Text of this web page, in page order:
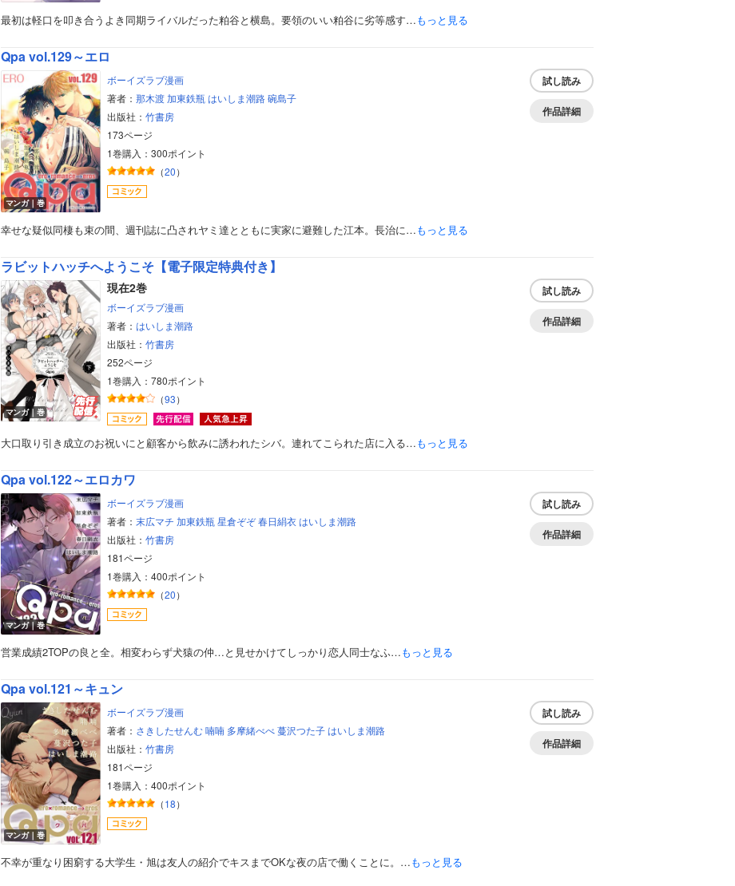
最初は軽口を叩き合うよき同期ライバルだった粕谷と横島。要領のいい粕谷に劣等感す…もっと見る
Qpa vol.129～エロ
マンガ｜巻
ボーイズラブ漫画
著者： 那木渡 加東鉄瓶 はいしま潮路 碗島子
出版社： 竹書房
173ページ
1巻購入：300ポイント
（20）
試し読み
作品詳細
幸せな疑似同棲も束の間、週刊誌に凸されヤミ達とともに実家に避難した江本。長治に…もっと見る
ラビットハッチへようこそ【電子限定特典付き】
マンガ｜巻
現在2巻
ボーイズラブ漫画
著者： はいしま潮路
出版社： 竹書房
252ページ
1巻購入：780ポイント
（93）
試し読み
作品詳細
大口取り引き成立のお祝いにと顧客から飲みに誘われたシバ。連れてこられた店に入る…もっと見る
Qpa vol.122～エロカワ
マンガ｜巻
ボーイズラブ漫画
著者： 末広マチ 加東鉄瓶 星倉ぞぞ 春日絹衣 はいしま潮路
出版社： 竹書房
181ページ
1巻購入：400ポイント
（20）
試し読み
作品詳細
営業成績2TOPの良と全。相変わらず犬猿の仲…と見せかけてしっかり恋人同士なふ…もっと見る
Qpa vol.121～キュン
マンガ｜巻
ボーイズラブ漫画
著者： さきしたせんむ 喃喃 多摩緒べべ 蔓沢つた子 はいしま潮路
出版社： 竹書房
181ページ
1巻購入：400ポイント
（18）
試し読み
作品詳細
不幸が重なり困窮する大学生・旭は友人の紹介でキスまでOKな夜の店で働くことに。…もっと見る